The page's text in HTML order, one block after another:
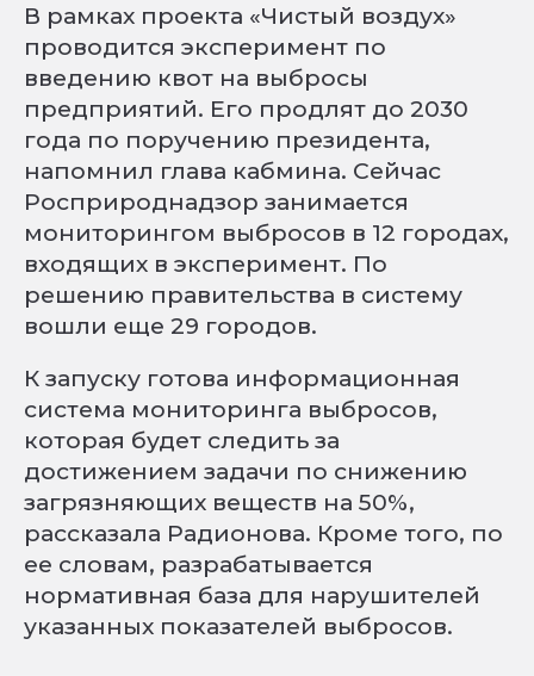
В рамках проекта «Чистый воздух»
проводится эксперимент по
введению квот на выбросы
предприятий. Его продлят до 2030
года по поручению президента,
напомнил глава кабмина. Сейчас
Росприроднадзор занимается
мониторингом выбросов в 12 городах,
входящих в эксперимент. По
решению правительства в систему
вошли еще 29 городов.
К запуску готова информационная
система мониторинга выбросов,
которая будет следить за
достижением задачи по снижению
загрязняющих веществ на 50%,
рассказала Радионова. Кроме того, по
ее словам, разрабатывается
нормативная база для нарушителей
указанных показателей выбросов.